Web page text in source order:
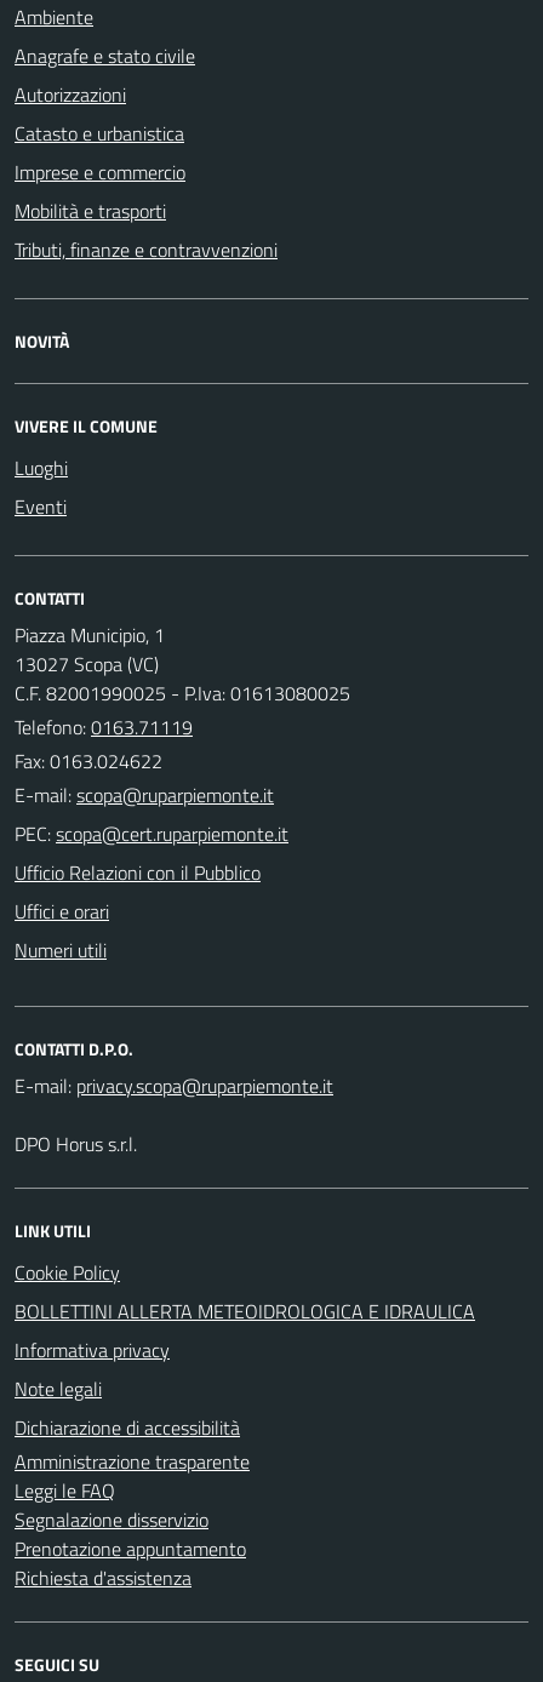
Ambiente
Anagrafe e stato civile
Autorizzazioni
Catasto e urbanistica
Imprese e commercio
Mobilità e trasporti
Tributi, finanze e contravvenzioni
NOVITÀ
VIVERE IL COMUNE
Luoghi
Eventi
CONTATTI
Piazza Municipio, 1
13027 Scopa (VC)
C.F. 82001990025 - P.Iva: 01613080025
Telefono:0163.71119
Fax: 0163.024622
E-mail:
PEC:
Ufficio Relazioni con il Pubblico
Uffici e orari
Numeri utili
CONTATTI D.P.O.
E-mail:
DPO Horus s.r.l.
LINK UTILI
Cookie Policy
BOLLETTINI ALLERTA METEOIDROLOGICA E IDRAULICA
Informativa privacy
Note legali
Dichiarazione di accessibilità
Amministrazione trasparente
Leggi le FAQ
Segnalazione disservizio
Prenotazione appuntamento
Richiesta d'assistenza
SEGUICI SU